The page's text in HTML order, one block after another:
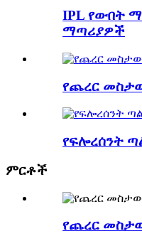
IPL የውበት
ማጣሪያዎች
የጨረር
የፍሎረሰንት
ምርቶች
የጨረር